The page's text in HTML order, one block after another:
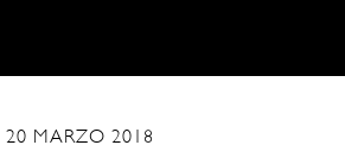
20 MARZO 2018